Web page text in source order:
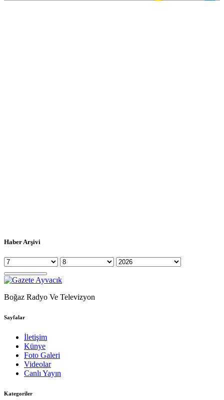
Haber Arşivi
Boğaz Radyo Ve Televizyon
Sayfalar
İletişim
Künye
Foto Galeri
Videolar
Canlı Yayın
Kategoriler